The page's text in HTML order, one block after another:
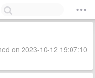
on 2023-10-12 19:07:10